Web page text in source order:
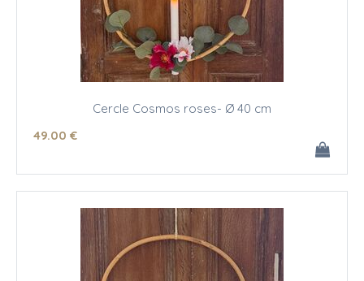
Cercle Cosmos roses- Ø 40 cm
49.00 €